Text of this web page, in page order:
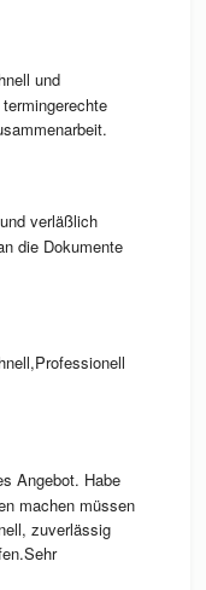
und
verläßlich
die Dokumente
Angebot. Habe
machen müssen
zuverlässig